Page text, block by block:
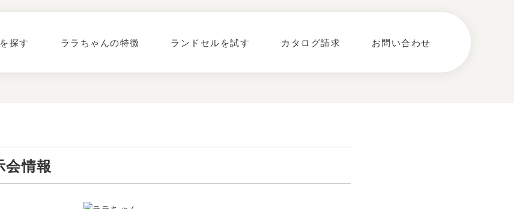
探す ララちゃんの特徴 ランドセルを試す カタログ請求 お問い合わせ
会情報